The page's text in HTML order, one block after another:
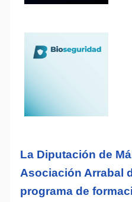
La Diputación de
Asociación Arrabal
programa de